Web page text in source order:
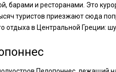
барами и ресторанами. Это
туристов приезжают сюда
отдыха в Центральной Греции: